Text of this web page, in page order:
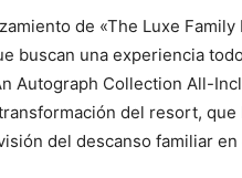
de «The Luxe Family
buscan una experiencia
Autograph Collection All-
del resort,
del descanso familiar en